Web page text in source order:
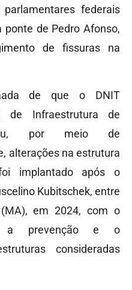
federais
de Pedro Afonso,
de fissuras na
de que o DNIT
de Infraestrutura de
por meio de
alterações na estrutura
implantado após o
Kubitschek, entre
em 2024, com o
a prevenção e o
consideradas